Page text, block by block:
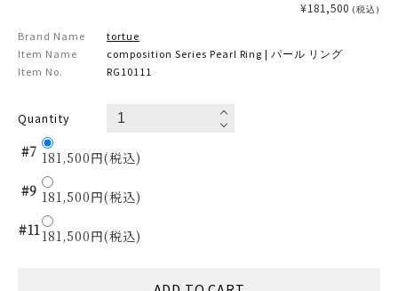
¥181,500 (税込)
Brand Name
tortue
Item Name
composition Series Pearl Ring | パール リング
Item No.
RG10111
Quantity
#7 181,500円(税込)
#9 181,500円(税込)
#11181,500円(税込)